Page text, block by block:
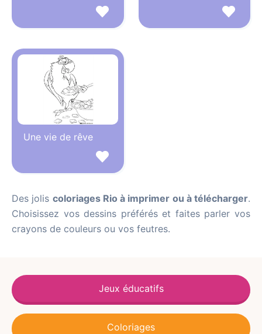
Une vie de rêve
Des jolis coloriages Rio à imprimer ou à télécharger.
Choisissez vos dessins préférés et faites parler vos
crayons de couleurs ou vos feutres.
Jeux éducatifs
Coloriages